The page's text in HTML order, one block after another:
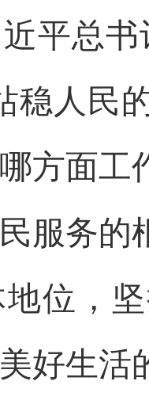
平总
稳人民
方面工
服务的
位，
好生活